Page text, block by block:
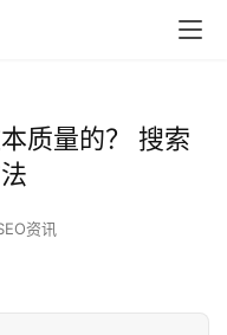
质量的？ 搜索
资讯